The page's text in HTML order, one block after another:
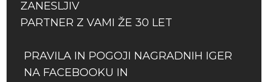
ZANESLJIV
PARTNER Z VAMI ŽE 30 LET
PRAVILA IN POGOJI NAGRADNIH IGER
NA FACEBOOKU IN